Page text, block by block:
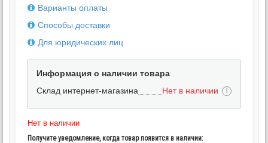
Варианты оплаты
Способы доставки
Для юридических лиц
Информация о наличии товара
Склад интернет-магазина
Нет в наличии i
Нет в наличии
Получите уведомление, когда товар появится в наличии: